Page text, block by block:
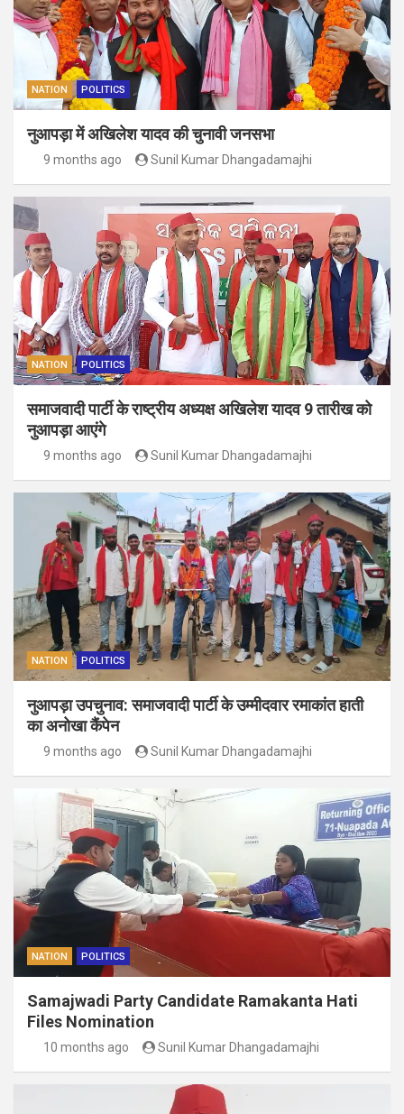
NATION POLITICS
नुआपड़ा में अखिलेश यादव की चुनावी जनसभा
9 months ago Sunil Kumar Dhangadamajhi
NATION POLITICS
समाजवादी पार्टी के राष्ट्रीय अध्यक्ष अखिलेश यादव 9 तारीख को
नुआपड़ा आएंगे
9 months ago Sunil Kumar Dhangadamajhi
NATION POLITICS
नुआपड़ा उपचुनाव: समाजवादी पार्टी के उम्मीदवार रमाकांत हाती
का अनोखा कैंपेन
9 months ago Sunil Kumar Dhangadamajhi
NATION POLITICS
Samajwadi Party Candidate Ramakanta Hati
Files Nomination
10 months ago Sunil Kumar Dhangadamajhi